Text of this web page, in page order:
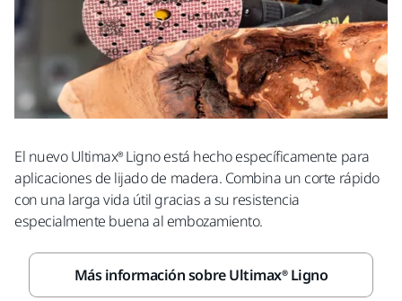
El nuevo Ultimax® Ligno está hecho específicamente para
aplicaciones de lijado de madera. Combina un corte rápido
con una larga vida útil gracias a su resistencia
especialmente buena al embozamiento.
Más información sobre Ultimax® Ligno